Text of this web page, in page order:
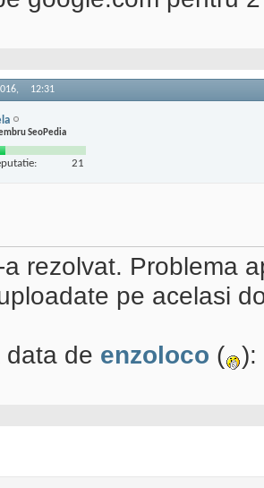
12:31
SeoPedia
21
rezolvat. Problema
pe acelasi
data de enzoloco ( ):